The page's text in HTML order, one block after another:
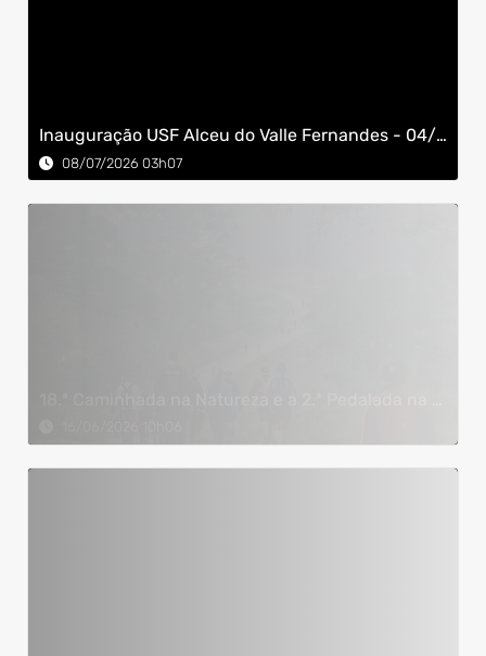
Inauguração USF Alceu do Valle Fernandes - 04/07/26
08/07/2026 03h07